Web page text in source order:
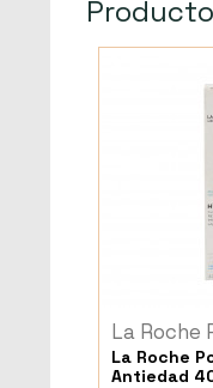
La Roche
La Roche
Antiedad